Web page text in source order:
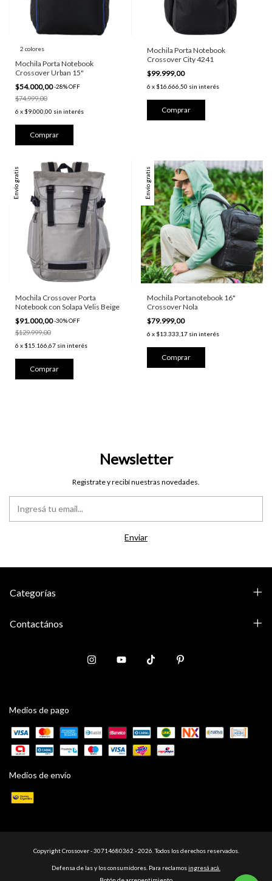
2 colores
Mochila Porta Notebook
Crossover Urban 15"
$54.000,00-28%OFF
$74.999,00
6 x $9.000,00 sin interés
Comprar
Mochila Porta Notebook
Crossover City 4241
$99.999,00
6 x $16.666,50 sin interés
Envío gratis
Mochila Crossover Porta
Notebook con Solapa Velis Beige
$91.000,00-30%OFF
$129.999,00
6 x $15.166,67 sin interés
Envío gratis
Mochila Portanotebook 16"
Crossover Nola
$79.999,00
6 x $13.333,17 sin interés
Newsletter
Registrate y recibí nuestras novedades.
Categorías
Contactános
Medios de pago
Medios de envío
Copyright Crossover - 30714680362 - 2026. Todos los derechos reservados.
Defensa de las y los consumidores. Para reclamosingresá acá.
Botón de arrepentimiento